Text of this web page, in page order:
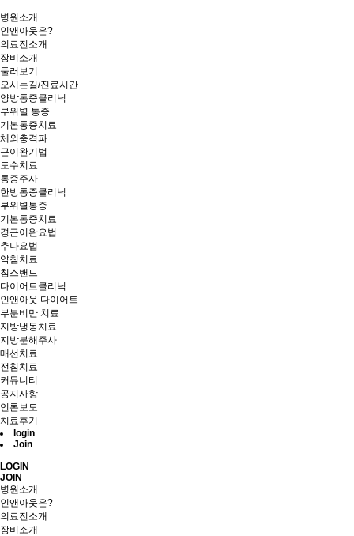
병원소개
인앤아웃은?
의료진소개
장비소개
둘러보기
오시는길/진료시간
양방통증클리닉
부위별 통증
기본통증치료
체외충격파
근이완기법
도수치료
통증주사
한방통증클리닉
부위별통증
기본통증치료
경근이완요법
추나요법
약침치료
침스밴드
다이어트클리닉
인앤아웃 다이어트
부분비만 치료
지방냉동치료
지방분해주사
매선치료
전침치료
커뮤니티
공지사항
언론보도
치료후기
login
Join
LOGIN
JOIN
병원소개
인앤아웃은?
의료진소개
장비소개